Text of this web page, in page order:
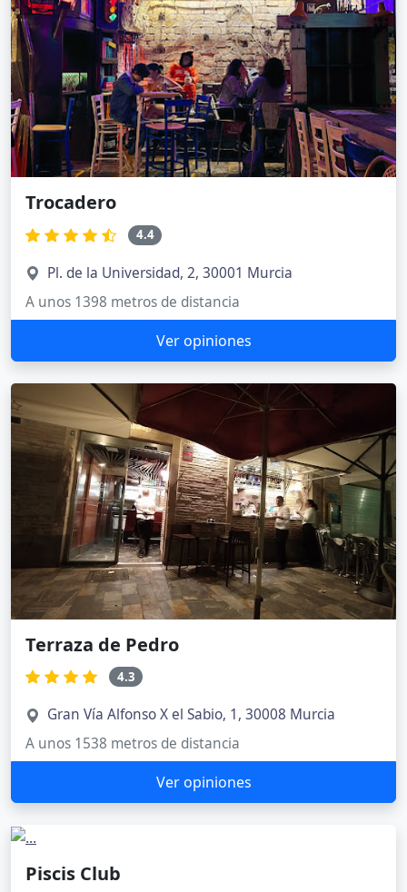
Trocadero
4.4
Pl. de la Universidad, 2, 30001 Murcia
A unos 1398 metros de distancia
Ver opiniones
Terraza de Pedro
4.3
Gran Vía Alfonso X el Sabio, 1, 30008 Murcia
A unos 1538 metros de distancia
Ver opiniones
Piscis Club